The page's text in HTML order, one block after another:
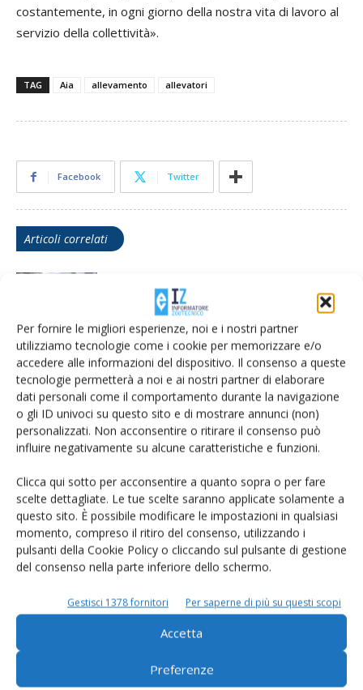
Per fornire le migliori esperienze, noi e i nostri partner
utilizziamo tecnologie come i cookie per memorizzare e/o
accedere alle informazioni del dispositivo. Il consenso a queste
tecnologie permetterà a noi e ai nostri partner di elaborare
dati personali come il comportamento durante la navigazione
o gli ID univoci su questo sito e di mostrare annunci (non)
personalizzati. Non acconsentire o ritirare il consenso può
influire negativamente su alcune caratteristiche e funzioni.
Clicca qui sotto per acconsentire a quanto sopra o per fare
scelte dettagliate. Le tue scelte saranno applicate solamente a
questo sito. È possibile modificare le impostazioni in qualsiasi
momento, compreso il ritiro del consenso, utilizzando i
pulsanti della Cookie Policy o cliccando sul pulsante di gestione
del consenso nella parte inferiore dello schermo.
Gestisci 1378 fornitori Per saperne di più su questi scopi
Accetta
Preferenze
costantemente, in ogni giorno della nostra vita di lavoro al
servizio della collettività».
TAG Aia allevamento allevatori
Facebook Twitter
Articoli correlati
la produzione fino al 31 agosto
Martino Cassandro entra nel Board di
Icar
Ettore Prandini eletto nuovo presidente
dell’Aia
LASCIA UN COMMENTO